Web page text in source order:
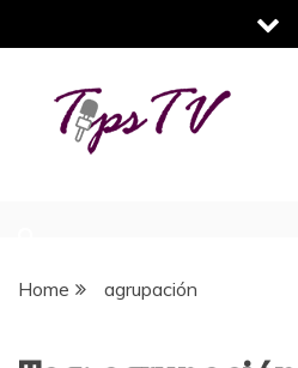
to
Home agrupación